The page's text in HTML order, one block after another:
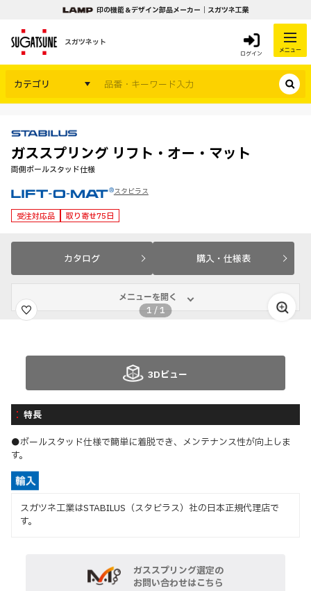
印の機能＆デザイン部品メーカー｜スガツネ工業
スガツネット
ログイン メニュー
カテゴリ
ガススプリング リフト・オー・マット
両側ボールスタッド仕様
スタビラス
受注対応品 取り寄せ75日
カタログ 購入・仕様表
メニューを開く
1 /1
3Dビュー
特長
●ボールスタッド仕様で簡単に着脱でき、メンテナンス性が向上しま
す。
スガツネ工業はSTABILUS（スタビラス）社の日本正規代理店で
す。
ガススプリング選定の
お問い合わせはこちら